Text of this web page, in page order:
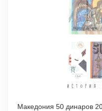
Македония 50 динаров